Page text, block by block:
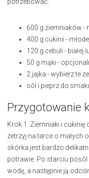
600 g ziemniaków -
400 g cukinii -
120 g cebuli - białej
50 g mąki -
2 jajka - wybierz te
sól i pieprz do
Przygotowanie
Krok 1: Ziemniaki i cukinię
zetrzyj na tarce o małych
skórka jest bardzo
potrawie. Po starciu posól
wodę, a następnie ją